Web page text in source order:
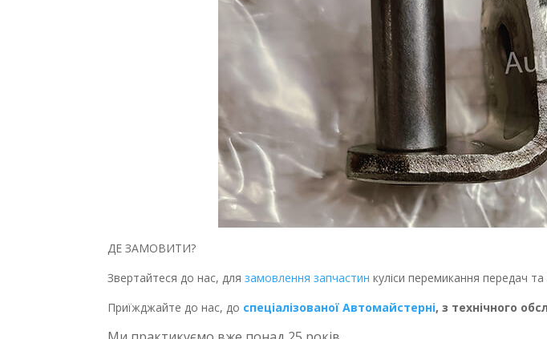
ДЕ ЗАМОВИТИ?
Звертайтеся до нас, длязамовлення запчастин куліси перемикання передач
Приїжджайте до нас, до спеціалізованої Автомайстерні, з технічного